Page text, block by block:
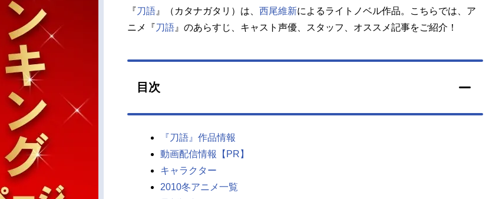
『刀語 』（カタナガタリ）は、 西尾維新によるライトノベル作品。こちらでは、ア
ニメ『刀語 』のあらすじ、キャスト声優、スタッフ、オススメ記事をご紹介！
目次
『刀語』作品情報
動画配信情報【PR】
キャラクター
2010冬アニメ一覧